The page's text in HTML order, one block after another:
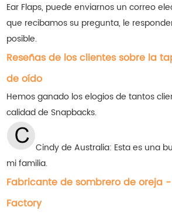
Ear Flaps, puede enviarnos un correo
que recibamos su pregunta, le
posible.
Reseñas de los clientes sobre la
de oído
Hemos ganado los elogios de tantos
calidad de Snapbacks.
Cindy de Australia: Esta es una
mi familia.
Fabricante de sombrero de oreja
Factory